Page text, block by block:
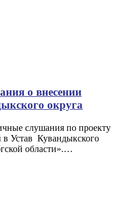
о внесении
округа
слушания по проекту
Устав Кувандыкского
области».…